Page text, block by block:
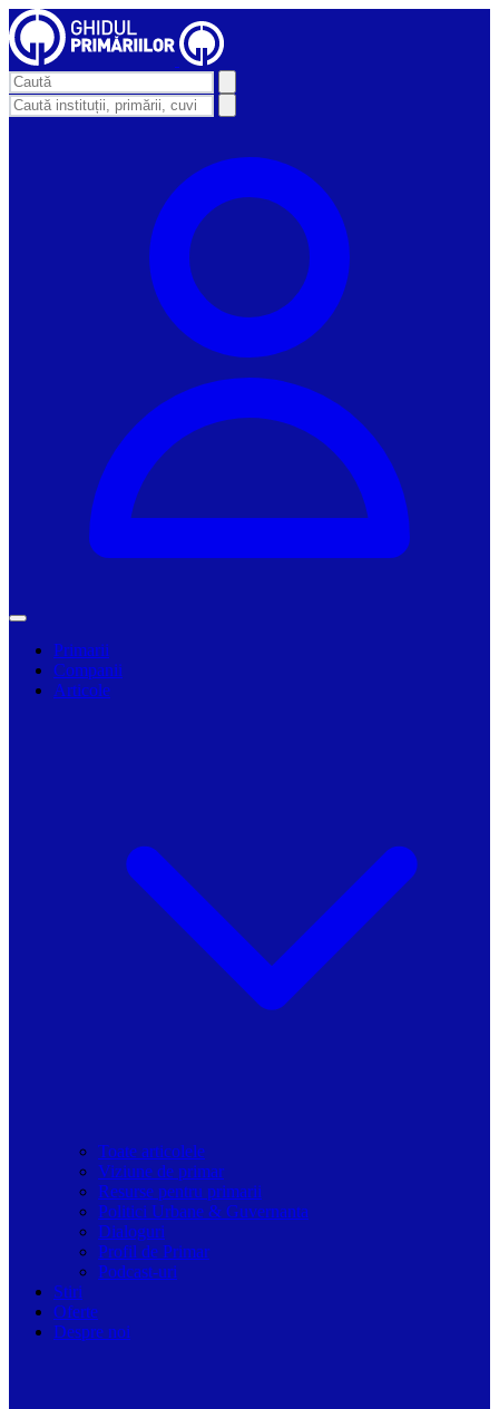
Primarii
Companii
Articole
Toate articolele
Viziune de primar
Resurse pentru primarii
Politici Urbane & Guvernanta
Dialoguri
Profil de Primar
Podcast-uri
Stiri
Oferte
Despre noi